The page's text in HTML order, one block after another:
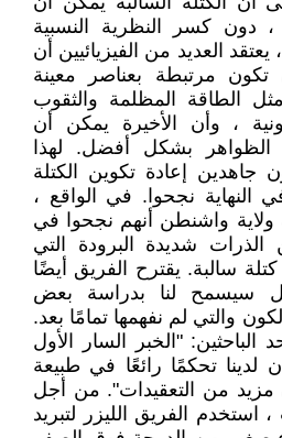
دون كسر النظرية النسبية
يعتقد العديد من الفيزيائيين أن
تكون مرتبطة بعناصر معينة
الطاقة المظلمة والثقوب
، وأن الأخيرة يمكن أن
بشكل أفضل. لهذا
جاهدين إعادة تكوين الكتلة
النهاية نجحوا. في الواقع ،
ولاية واشنطن أنهم نجحوا في
شديدة البرودة التي
سالبة. يقترح الفريق أيضًا
سيسمح لنا بدراسة بعض
والتي لم نفهمها تمامًا بعد.
"الخبر السار الأول
تحكمًا رائعًا في طبيعة
مزيد من التعقيدات". من أجل
استخدم الفريق الليزر لتبريد